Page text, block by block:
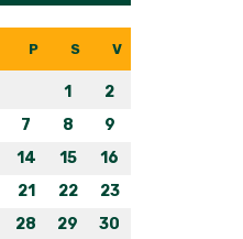
P S V
1
2
7 8
9
14 15
16
21 22
23
28 29
30